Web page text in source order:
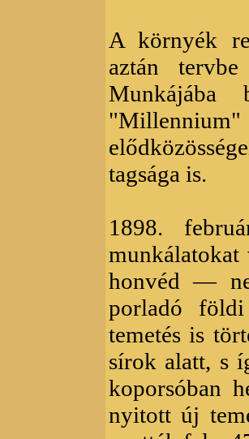
A környék
aztán
Munkájába
tagsága is.
1898.
honvéd —
porladó
temetés is
sírok alatt, s
koporsóban
nyitott új